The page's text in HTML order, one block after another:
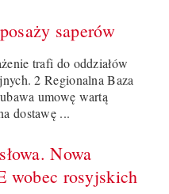
saperów
trafi do oddziałów
2 Regionalna Baza
umowę wartą
dostawę ...
Nowa
wobec rosyjskich